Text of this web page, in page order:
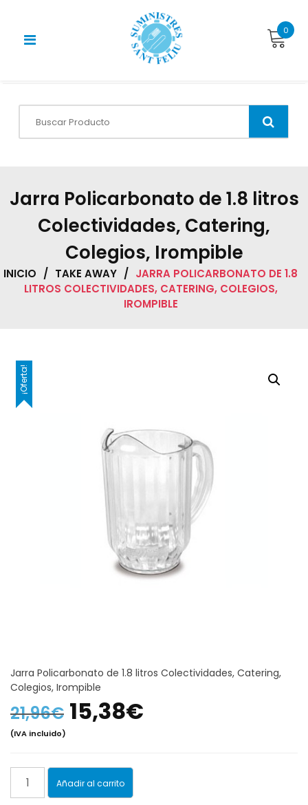
content
0
Jarra Policarbonato de 1.8 litros
Colectividades, Catering,
Colegios, Irompible
INICIO / TAKE AWAY / JARRA POLICARBONATO DE 1.8
LITROS COLECTIVIDADES, CATERING, COLEGIOS,
IROMPIBLE
¡Oferta!
Jarra Policarbonato de 1.8 litros Colectividades, Catering,
Colegios, Irompible
21,96€ El
original
15,38€
(IVA incluido)
Jarra
PolicarbonatoAñadir al carrito